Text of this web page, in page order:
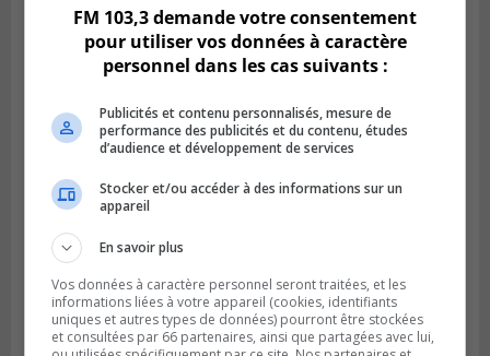
Publié le 2 août 2026 à 23h04
Rappel de quatre produits alimentaires à
Brossard
GREENFIELD PARK
FM 103,3 demande votre consentement
pour utiliser vos données à caractère
personnel dans les cas suivants :
Publicités et contenu personnalisés, mesure de
performance des publicités et du contenu, études
d’audience et développement de services
Stocker et/ou accéder à des informations sur un
appareil
En savoir plus
Vos données à caractère personnel seront traitées, et les
informations liées à votre appareil (cookies, identifiants
uniques et autres types de données) pourront être stockées
et consultées par 66 partenaires, ainsi que partagées avec lui,